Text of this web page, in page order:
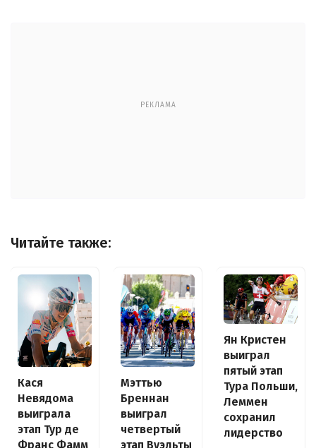
РЕКЛАМА
Читайте также:
Кася
Невядома
выиграла
этап Тур де
Франс Фамм
Мэттью
Бреннан
выиграл
четвертый
этап Вуэльты
Ян Кристен
выиграл
пятый этап
Тура Польши,
Леммен
сохранил
лидерство